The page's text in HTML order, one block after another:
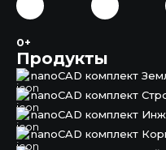
Продукты
nanoCAD комплект
nanoCAD комплект
nanoCAD комплект
nanoCAD комплект
0+